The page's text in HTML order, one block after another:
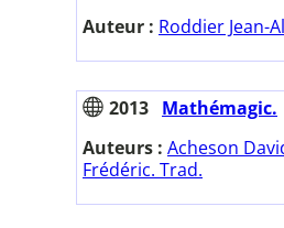
Auteur : Roddier Jean-
2013 Mathémagic.
Auteurs : Acheson
Frédéric. Trad.